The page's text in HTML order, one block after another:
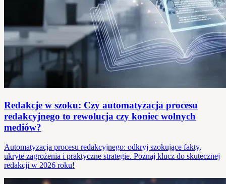
Redakcje w szoku: Czy automatyzacja procesu
redakcyjnego to rewolucja czy koniec wolnych
mediów?
Automatyzacja procesu redakcyjnego: odkryj szokujące fakty,
ukryte zagrożenia i praktyczne strategie. Poznaj klucz do skutecznej
redakcji w 2026 roku!